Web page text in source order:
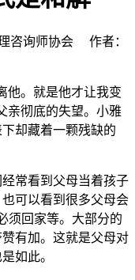
咨询师协会 作者：
他。就是他才让我变
亲彻底的失望。小雅
却藏着一颗残缺的
常看到父母当着孩子
可以看到很多父母会
须回家等。大部分的
有加。这就是父母对
如此。